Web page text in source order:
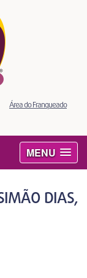
MENU
Área do Franqueado
DIAS,